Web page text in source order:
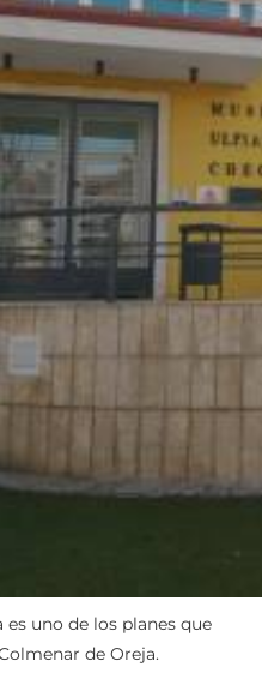
es uno de los planes que
de Oreja.